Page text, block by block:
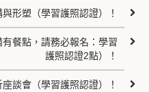
形塑（學習護照認證）！
有餐點，請務必報名：學習
護照認證2點）！
談會（學習護照認證）！